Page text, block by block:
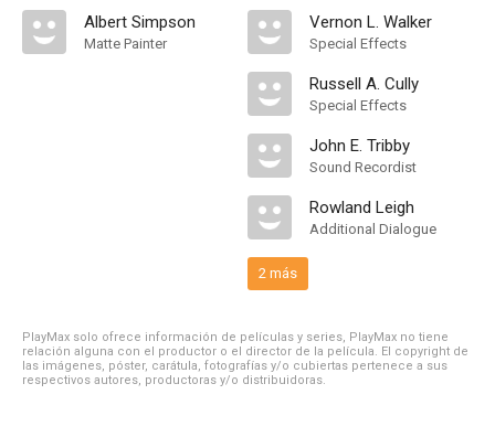
Albert Simpson
Matte Painter
Vernon L. Walker
Special Effects
Russell A. Cully
Special Effects
John E. Tribby
Sound Recordist
Rowland Leigh
Additional Dialogue
2 más
PlayMax solo ofrece información de películas y series, PlayMax no tiene
relación alguna con el productor o el director de la película. El copyright de
las imágenes, póster, carátula, fotografías y/o cubiertas pertenece a sus
respectivos autores, productoras y/o distribuidoras.